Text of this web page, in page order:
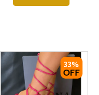
33%
OFF